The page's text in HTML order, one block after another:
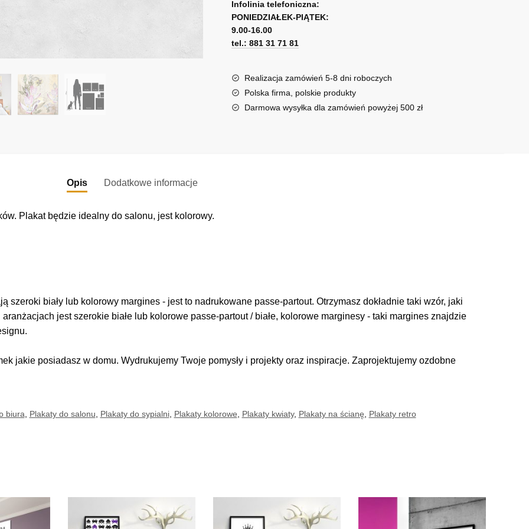
z
kwiatami
l
t
e
r
a
t
i
Infolinia telefoniczna:
PONIEDZIAŁEK-PIĄTEK:
9.00-16.00
tel.: 881 31 71 81
Realizacja zamówień 5-8 dni roboczych
Polska firma, polskie produkty
Darmowa wysyłka dla zamówień powyżej 500 zł
Opis Dodatkowe informacje
Plakat będzie idealny do salonu, jest kolorowy.
szeroki biały lub kolorowy margines - jest to nadrukowane passe-partout. Otrzymasz dokładnie taki wzór, jaki
jest szerokie białe lub kolorowe passe-partout / białe, kolorowe marginesy - taki margines znajdzie
jakie posiadasz w domu. Wydrukujemy Twoje pomysły i projekty oraz inspiracje. Zaprojektujemy ozdobne
biura Plakaty do salonu Plakaty do sypialni, Plakaty kolorowe Plakaty kwiaty, Plakaty na ścianę Plakaty retro